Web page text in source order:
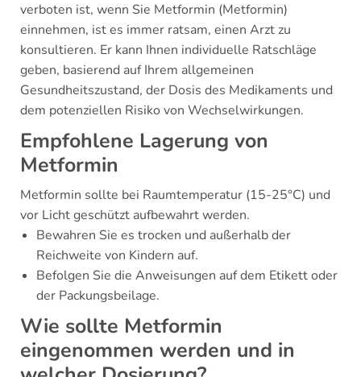
verboten ist, wenn Sie Metformin (Metformin)
einnehmen, ist es immer ratsam, einen Arzt zu
konsultieren. Er kann Ihnen individuelle Ratschläge
geben, basierend auf Ihrem allgemeinen
Gesundheitszustand, der Dosis des Medikaments und
dem potenziellen Risiko von Wechselwirkungen.
Empfohlene Lagerung von
Metformin
Metformin sollte bei Raumtemperatur (15-25°C) und
vor Licht geschützt aufbewahrt werden.
Bewahren Sie es trocken und außerhalb der
Reichweite von Kindern auf.
Befolgen Sie die Anweisungen auf dem Etikett oder
der Packungsbeilage.
Wie sollte Metformin
eingenommen werden und in